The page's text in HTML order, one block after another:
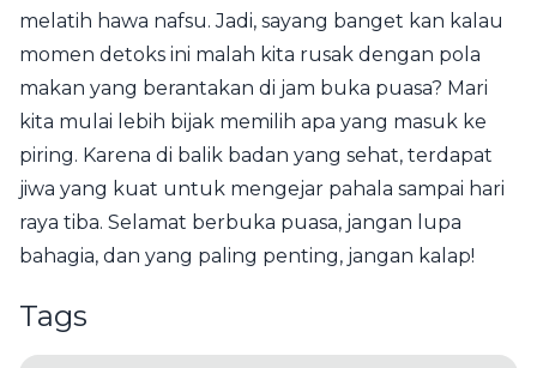
melatih hawa nafsu. Jadi, sayang banget kan kalau
momen detoks ini malah kita rusak dengan pola
makan yang berantakan di jam buka puasa? Mari
kita mulai lebih bijak memilih apa yang masuk ke
piring. Karena di balik badan yang sehat, terdapat
jiwa yang kuat untuk mengejar pahala sampai hari
raya tiba. Selamat berbuka puasa, jangan lupa
bahagia, dan yang paling penting, jangan kalap!
Tags